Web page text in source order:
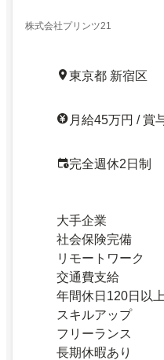
株式会社プリンツ21
東京都 新宿区
月給45万円 / 賞
完全週休2日制
大手企業
社会保険完備
リモートワーク
交通費支給
年間休日120日以上
スキルアップ
フリーランス
長期休暇あり